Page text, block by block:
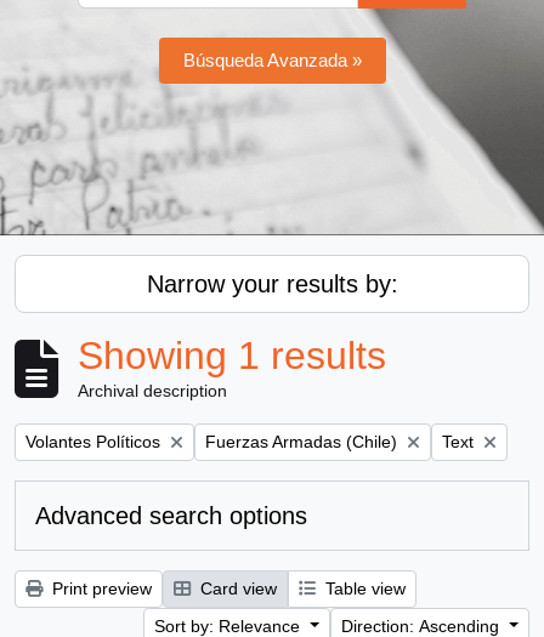
Búsqueda Avanzada »
Narrow your results by:
Showing 1 results
Archival description
Remove filter:
Volantes Políticos Remove filter:
Fuerzas Armadas (Chile) Remove
Text
Advanced search options
Print preview Card view
Table view
Sort by: Relevance
Direction: Ascending